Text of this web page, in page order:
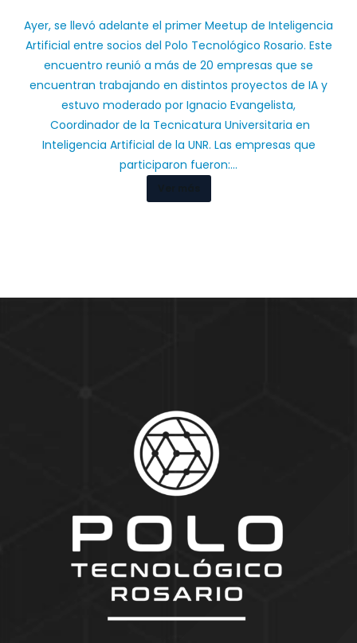
Ayer, se llevó adelante el primer Meetup de Inteligencia
Artificial entre socios del Polo Tecnológico Rosario. Este
encuentro reunió a más de 20 empresas que se
encuentran trabajando en distintos proyectos de IA y
estuvo moderado por Ignacio Evangelista,
Coordinador de la Tecnicatura Universitaria en
Inteligencia Artificial de la UNR. Las empresas que
participaron fueron:…